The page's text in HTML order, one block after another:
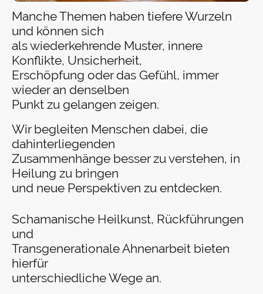
Manche Themen haben tiefere Wurzeln
und können sich
als wiederkehrende Muster, innere
Konflikte, Unsicherheit,
Erschöpfung oder das Gefühl, immer
wieder an denselben
Punkt zu gelangen zeigen.
Wir begleiten Menschen dabei, die
dahinterliegenden
Zusammenhänge besser zu verstehen, in
Heilung zu bringen
und neue Perspektiven zu entdecken.
Schamanische Heilkunst, Rückführungen
und
Transgenerationale Ahnenarbeit bieten
hierfür
unterschiedliche Wege an.